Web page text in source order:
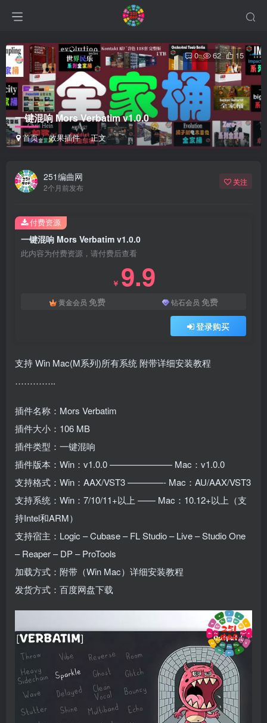
一键混响 Mors Verbatim v1.0.0
首页 效果插件 正文
0 62 15
251编曲网
2个月前发布
关注
一键混响 Mors Verbatim v1.0.0
此内容为付费资源，请付费后查看
￥ 9.9
黄金会员 免费 钻石会员 免费
登录购买
付费资源
支持 Win Mac(M系列)所有系统 附带详细安装教程
…………..
插件名称：Mors Verbatim
插件大小：106 MB
插件类型：一键混响
插件版本：Win：v1.0.0 ——————— Mac：v1.0.0
支持格式：Win：AAX/VST3 ————- Mac：AU/AAX/VST3
支持系统：Win：7/10/11+以上 —— Mac：10.12+以上（支
持Intel和ARM）
支持宿主：Logic – Cubase – FL Studio – Live – Studio One
– Reaper – DP – ProTools
加载方式：附带（Win Mac）详细安装教程
发货方式：百度网盘下载